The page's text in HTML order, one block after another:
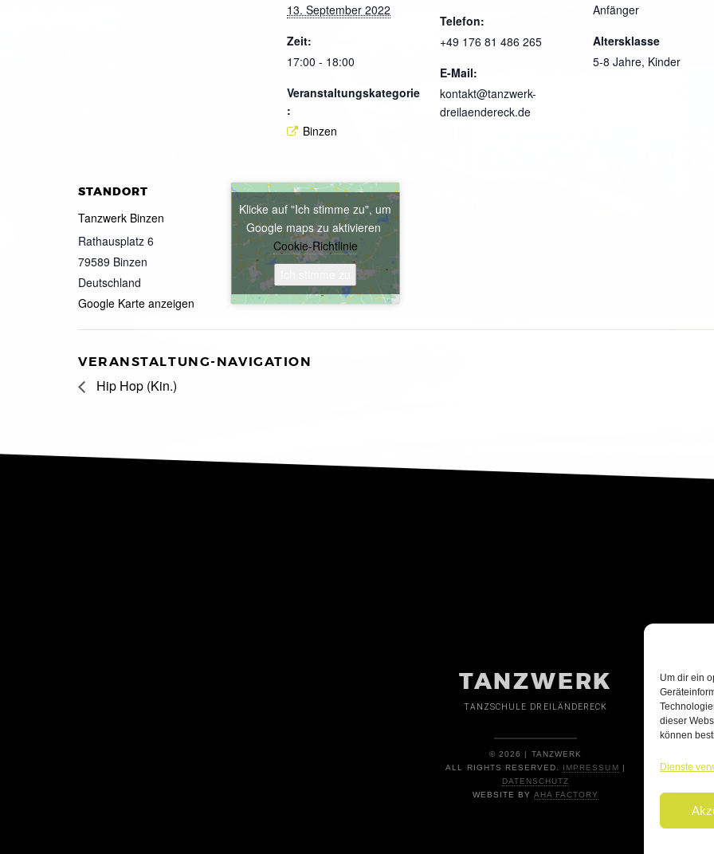
Um dir ein
dieser
können
Dienste
13. September 2022
Zeit:
17:00 - 18:00
Veranstaltungskategorie
:
Binzen
Telefon:
+49 176 81 486 265
E-Mail:
kontakt@tanzwerk-
dreilaendereck.de
Anfänger
Altersklasse
5-8 Jahre, Kinder
STANDORT
Tanzwerk Binzen
Rathausplatz 6
79589 Binzen
Deutschland
Google Karte anzeigen
Klicke auf "Ich stimme zu", um
Google maps zu aktivieren
Cookie-Richtlinie
VERANSTALTUNG-NAVIGATION
Hip Hop (Kin.)
TANZWERK
TANZSCHULE DREILÄNDERECK
© 2026 | TANZWERK
ALL RIGHTS RESERVED. IMPRESSUM |
DATENSCHUTZ
WEBSITE BY AHA FACTORY